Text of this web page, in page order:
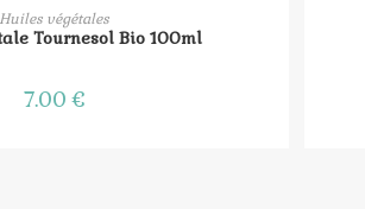
AU PANIER
Huiles végétales
Tournesol Bio 100ml
7.00€